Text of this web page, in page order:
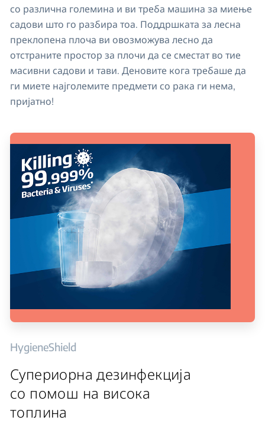
со различна големина и ви треба машина за миење
садови што го разбира тоа. Поддршката за лесна
преклопена плоча ви овозможува лесно да
отстраните простор за плочи да се сместат во тие
масивни садови и тави. Деновите кога требаше да
ги миете најголемите предмети со рака ги нема,
пријатно!
HygieneShield
Супериорна дезинфекција
со помош на висока
топлина